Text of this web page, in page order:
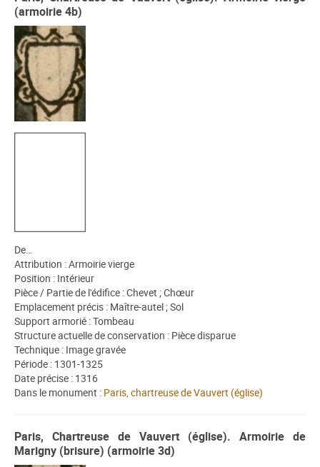
(armoirie 4b)
De…
Attribution : Armoirie vierge
Position : Intérieur
Pièce / Partie de l'édifice : Chevet ; Chœur
Emplacement précis : Maître-autel ; Sol
Support armorié : Tombeau
Structure actuelle de conservation : Pièce disparue
Technique : Image gravée
Période : 1301-1325
Date précise : 1316
Dans le monument : Paris, chartreuse de Vauvert (église)
Paris, Chartreuse de Vauvert (église). Armoirie de
Marigny (brisure) (armoirie 3d)